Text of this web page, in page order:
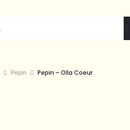
Pepin Pepin – Olla Coeur